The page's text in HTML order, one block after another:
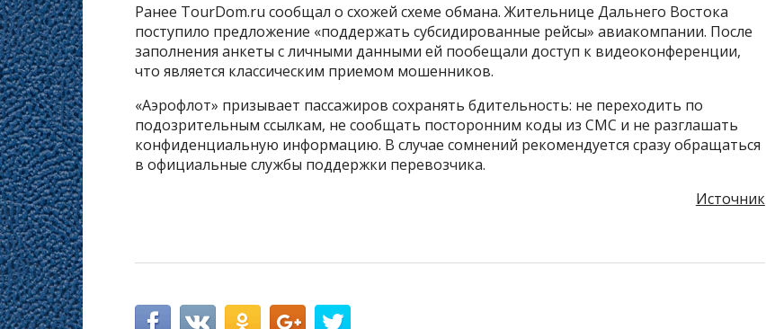
Ранее TourDom.ru сообщал о схожей схеме обмана. Жительнице Дальнего Востока
поступило предложение «поддержать субсидированные рейсы» авиакомпании. После
заполнения анкеты с личными данными ей пообещали доступ к видеоконференции,
что является классическим приемом мошенников.
«Аэрофлот» призывает пассажиров сохранять бдительность: не переходить по
подозрительным ссылкам, не сообщать посторонним коды из СМС и не разглашать
конфиденциальную информацию. В случае сомнений рекомендуется сразу обращаться
в официальные службы поддержки перевозчика.
Источник